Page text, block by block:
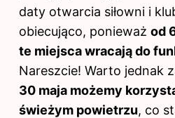
daty otwarcia siłowni i
obiecująco, ponieważ od
te miejsca wracają do
Nareszcie! Warto jednak
30 maja możemy
świeżym powietrzu, co